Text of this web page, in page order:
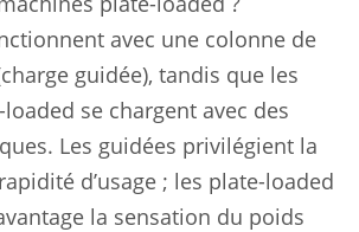
avec une colonne de
guidée), tandis que les
se chargent avec des
Les guidées privilégient la
d’usage ; les plate-loaded
la sensation du poids